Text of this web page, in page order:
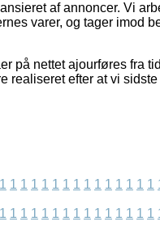
af annoncer. Vi
varer, og tager imod
på nettet ajourføres fra
realiseret efter at vi
1 1 1 1 1 1 1 1 1 1 1 1 1 1 1
1 1 1 1 1 1 1 1 1 1 1 1 1 1 1